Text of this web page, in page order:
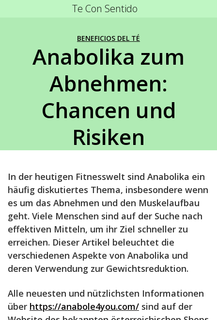
Te Con Sentido
BENEFICIOS DEL TÉ
Anabolika zum
Abnehmen:
Chancen und
Risiken
In der heutigen Fitnesswelt sind Anabolika ein
häufig diskutiertes Thema, insbesondere wenn
es um das Abnehmen und den Muskelaufbau
geht. Viele Menschen sind auf der Suche nach
effektiven Mitteln, um ihr Ziel schneller zu
erreichen. Dieser Artikel beleuchtet die
verschiedenen Aspekte von Anabolika und
deren Verwendung zur Gewichtsreduktion.
Alle neuesten und nützlichsten Informationen
über https://anabole4you.com/ sind auf der